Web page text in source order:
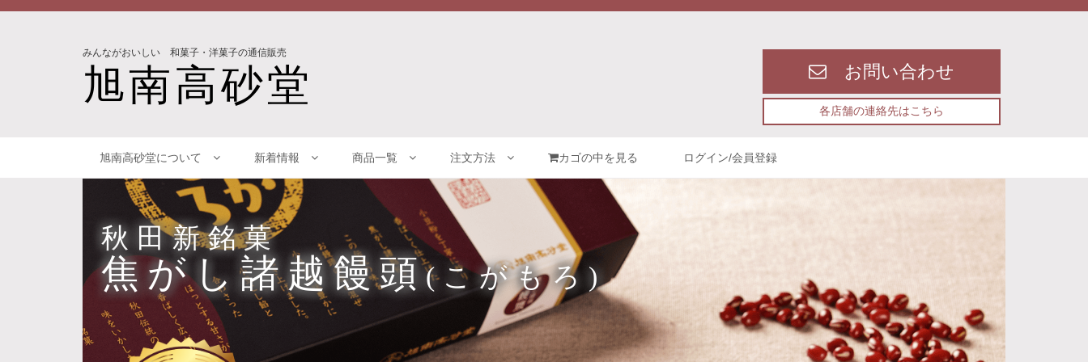
みんながおいしい 和菓子・洋菓子の通信販売
旭南高砂堂 お問い合わせ
各店舗の連絡先はこちら
旭南高砂堂について 新着情報 商品一覧 注文方法 カゴの中を見る ログイン/会員登録
秋田新銘菓
焦がし諸越饅頭(こがもろ)